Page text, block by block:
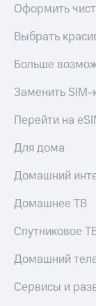
за
магазин
и
часы
и
Умный
дом
Акции
скидки
Оформить
Выбрать
Больше
Заменить SIM-
Перейти на
Для дома
Домашний
Домашнее ТВ
Спутниковое
Домашний
Сервисы и